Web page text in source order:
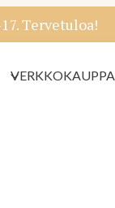
Tervetuloa!
VERKKOKAUPPA